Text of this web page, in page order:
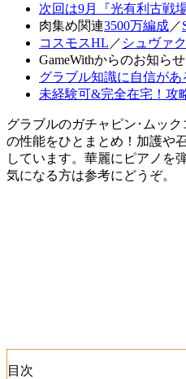
次回は9月『光有利古戦場
肉集め関連3500万編成／
コスモスHL ／ シュヴァ
GameWithからのお知らせ
グラブル知識に自信があ
未経験可&完全在宅！攻
グラブルのガチャピン･ムック
の性能をひとまとめ！加護や
しています。華麗にピアノを
気になる方は参考にどうぞ。
目次